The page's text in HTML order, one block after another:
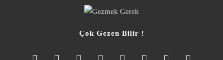
Çok Gezen Bilir !